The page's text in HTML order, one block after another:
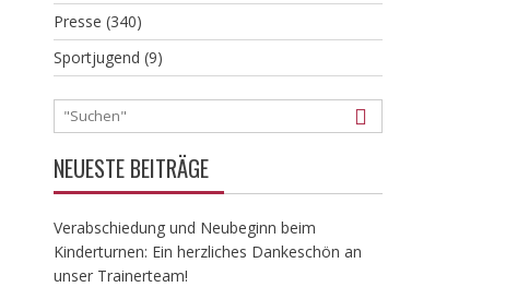
Presse (340)
Sportjugend (9)
NEUESTE BEITRÄGE
Verabschiedung und Neubeginn beim
Kinderturnen: Ein herzliches Dankeschön an
unser Trainerteam!